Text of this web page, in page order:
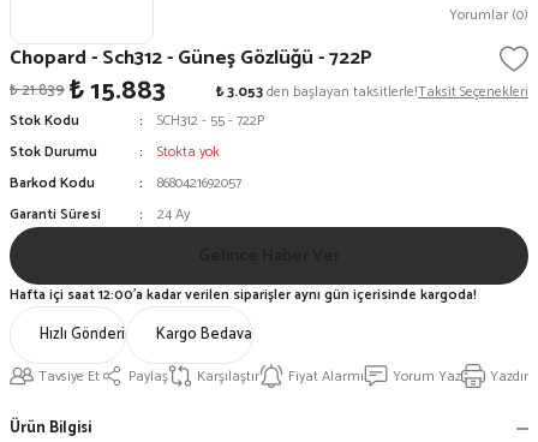
Yorumlar (0)
Chopard - Sch312 - Güneş Gözlüğü - 722P
₺ 21.839₺ 15.883 ₺ 3.053den başlayan taksitlerle!Taksit Seçenekleri
Stok Kodu
SCH312 - 55 - 722P
Stok Durumu
Stokta yok
Barkod Kodu
8680421692057
Garanti Süresi
24 Ay
Hızlı Gönderi Kargo Bedava
Tavsiye Et Paylaş Karşılaştır Fiyat Alarmı Yorum Yaz Yazdır
Hafta içi saat 12:00'a kadar verilen siparişler aynı gün içerisinde kargoda!
Ürün Bilgisi